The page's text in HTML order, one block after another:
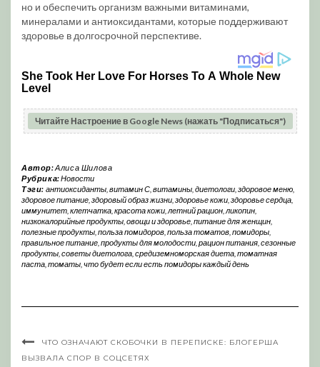
но и обеспечить организм важными витаминами,
минералами и антиоксидантами, которые поддерживают
здоровье в долгосрочной перспективе.
Читайте Настроение в Google News (нажать "Подписаться")
Автор:Алиса Шилова
Рубрика:Новости
Тэги: антиоксиданты, витамин С, витамины, диетологи, здоровое меню,
здоровое питание здоровый образ жизни здоровье кожи здоровье сердца
иммунитет клетчатка красота кожи летний рацион ликопин
низкокалорийные продукты овощи и здоровье питание для женщин
полезные продукты польза помидоров польза томатов помидоры
правильное питание продукты для молодости рацион питания сезонные
продукты советы диетолога средиземноморская диета томатная
паста томаты что будет если есть помидоры каждый день
ЧТО ОЗНАЧАЮТ СКОБОЧКИ В ПЕРЕПИСКЕ: БЛОГЕРША
ВЫЗВАЛА СПОР В СОЦСЕТЯХ